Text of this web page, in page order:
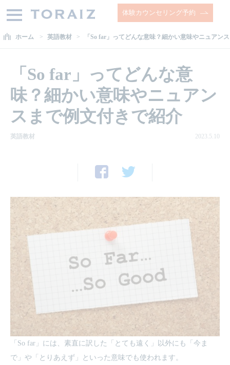
体験カウンセリング予約
ホーム 英語教材 「So far」ってどんな意味？細かい意味やニュアン
「So far」ってどんな意
味？細かい意味やニュアン
スまで例文付きで紹介
英語教材 2023.5.10
「So far」には、素直に訳した「とても遠く」以外にも「今ま
で」や「とりあえず」といった意味でも使われます。